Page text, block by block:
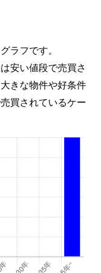
ラフです。
安い値段で売買さ
きな物件や好条件
買されているケー